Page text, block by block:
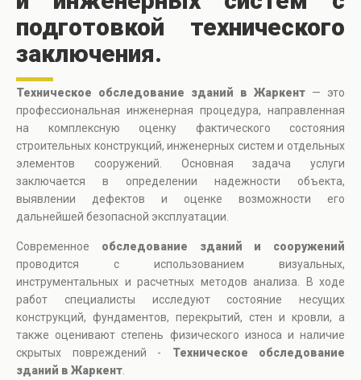
подготовкой технического
заключения.
Техническое обследование зданий в Жаркент — это
профессиональная инженерная процедура, направленная
на комплексную оценку фактического состояния
строительных конструкций, инженерных систем и отдельных
элементов сооружений. Основная задача услуги
заключается в определении надежности объекта,
выявлении дефектов и оценке возможности его
дальнейшей безопасной эксплуатации.
Современное обследование зданий и сооружений
проводится с использованием визуальных,
инструментальных и расчетных методов анализа. В ходе
работ специалисты исследуют состояние несущих
конструкций, фундаментов, перекрытий, стен и кровли, а
также оценивают степень физического износа и наличие
скрытых повреждений - Техническое обследование
зданий в Жаркент